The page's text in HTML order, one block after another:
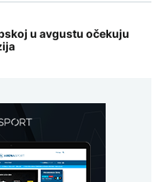
u avgustu očekuju